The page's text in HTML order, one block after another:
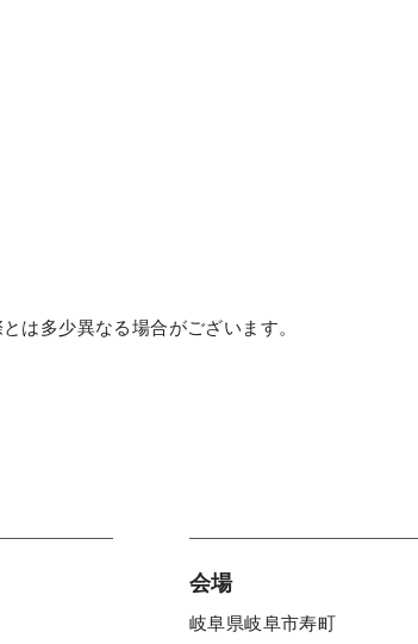
は多少異なる場合がございます。
会場
岐阜県岐阜市寿町